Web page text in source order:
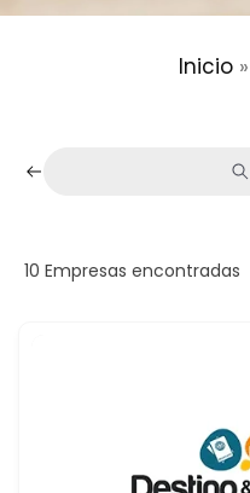
Inicio »
10 Empresas encontradas